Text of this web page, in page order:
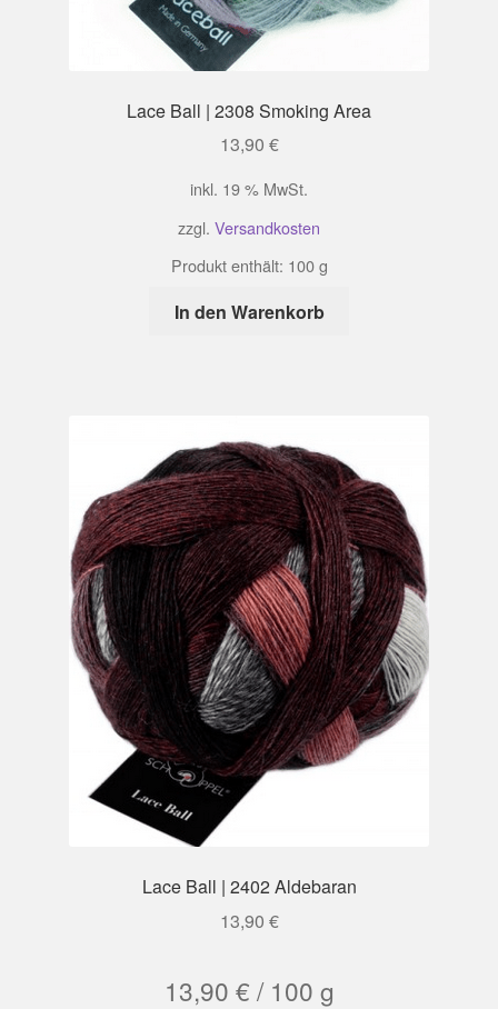
Lace Ball | 2308 Smoking Area
13,90 €
inkl. 19 % MwSt.
zzgl. Versandkosten
Produkt enthält: 100g
In den Warenkorb
Lace Ball | 2402 Aldebaran
13,90 €
13,90 € / 100 g